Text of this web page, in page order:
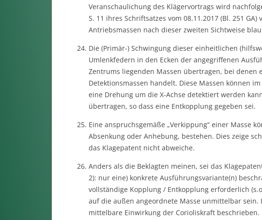
Veranschaulichung des Klägervortrags wird
S. 11 ihres Schriftsatzes vom 08.11.2017 (Bl. 251
Antriebsmassen nach dieser zweiten Sichtweise
Die (Primär-) Schwingung dieser einheitlichen
Umlenkfedern in den Ecken der angegriffenen
Zentrums liegenden Massen übertragen, bei denen
Detektionsmassen handelt. Diese Massen können
eine Drehung um die X-Achse detektiert werden
übertragen, so dass eine Entkopplung gegeben sei.
Eine anspruchsgemäße „Verkippung“ einer Masse
Absenkung oder Anhebung, bestehen. Dies zeige
das Klagepatent nicht abweiche.
Anders als die Beklagten meinen, sei das
2): nur eine) konkrete Ausführungsvariante(n)
vollständige Kopplung / Entkopplung erforderlich
auf die außen angeordnete Masse unmittelbar sein.
mittelbare Einwirkung der Corioliskraft beschrieben.